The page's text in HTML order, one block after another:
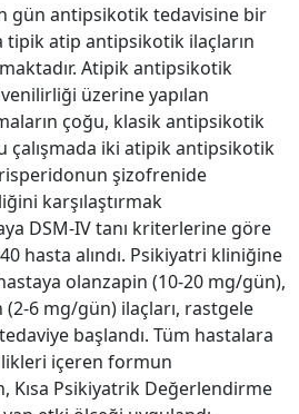
gün antipsikotik tedavisine bir
tipik atip antipsikotik ilaçların
Atipik antipsikotik
üzerine yapılan
çoğu, klasik antipsikotik
çalışmada iki atipik antipsikotik
şizofrenide
karşılaştırmak
DSM-IV tanı kriterlerine göre
hasta alındı. Psikiyatri kliniğine
olanzapin (10-20 mg/gün),
6 mg/gün) ilaçları, rastgele
başlandı. Tüm hastalara
içeren formun
Kısa Psikiyatrik Değerlendirme